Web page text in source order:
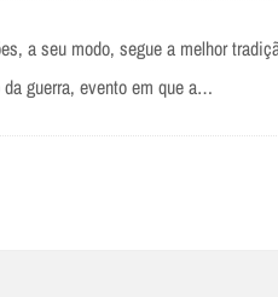
a seu modo, segue a melhor
guerra, evento em que a…